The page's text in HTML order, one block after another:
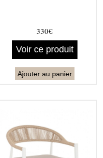
330€
Voir ce produit
Ajouter au panier